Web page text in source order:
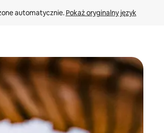
automatycznie. Pokaż oryginalny język